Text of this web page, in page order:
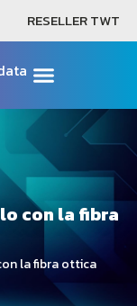
RESELLER TWT
con la fibra
la fibra ottica